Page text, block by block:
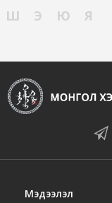
Ш
Э Ю Я
Мэдээлэл